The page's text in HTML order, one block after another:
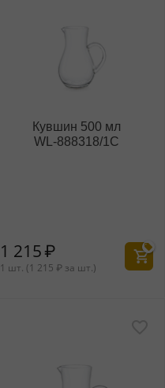
Кувшин 500 мл
WL‑888318/1C
1 215₽
1 шт. (1 215 ₽ за шт.)